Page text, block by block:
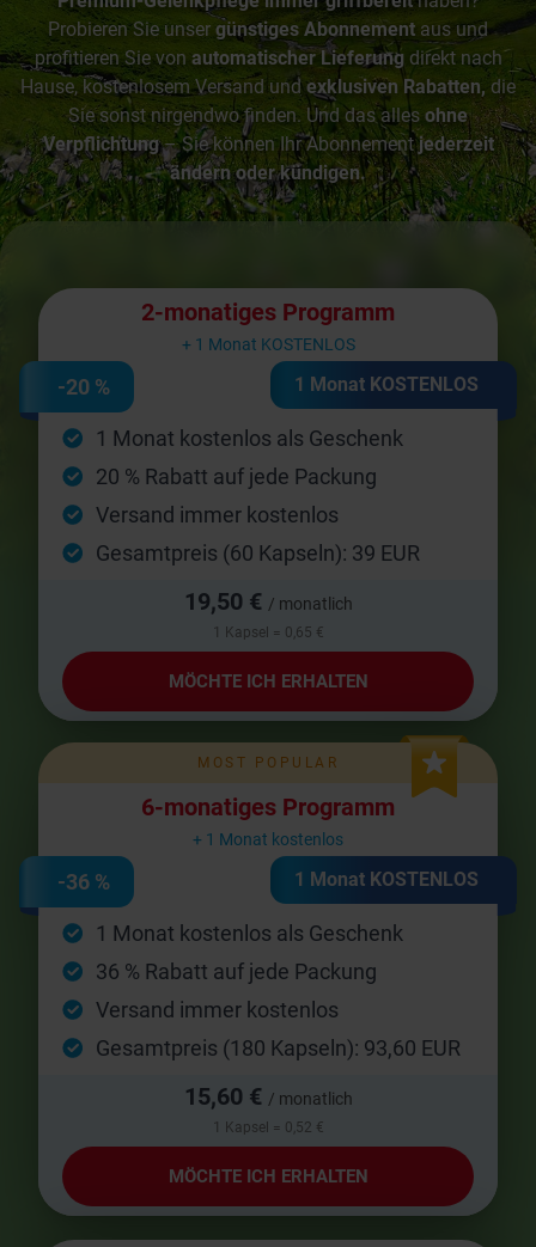
Probieren Sie unser günstiges Abonnement aus und
profitieren Sie von automatischer Lieferung direkt nach
Hause, kostenlosem Versand und exklusiven Rabatten, die
Sie sonst nirgendwo finden. Und das alles ohne
Verpflichtung– Sie können Ihr Abonnementjederzeit
ändern oder kündigen.
2-monatiges Programm
+ 1 Monat KOSTENLOS
-20 % 1 Monat KOSTENLOS
1 Monat kostenlos als Geschenk
20 % Rabatt auf jede Packung
Versand immer kostenlos
Gesamtpreis (60 Kapseln): 39 EUR
19,50 € / monatlich
1 Kapsel = 0,65 €
MÖCHTE ICH ERHALTEN
MOST POPULAR
6-monatiges Programm
+ 1 Monat kostenlos
-36 % 1 Monat KOSTENLOS
1 Monat kostenlos als Geschenk
36 % Rabatt auf jede Packung
Versand immer kostenlos
Gesamtpreis (180 Kapseln): 93,60 EUR
15,60 € / monatlich
1 Kapsel = 0,52 €
MÖCHTE ICH ERHALTEN